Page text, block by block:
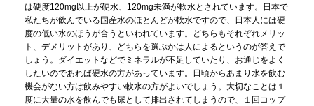
は硬度120mg以上が硬水、120mg未満が軟水とされています。日本で
私たちが飲んでいる国産水のほとんどが軟水ですので、日本人には硬
度の低い水のほうが合うといわれています。どちらもそれぞれメリッ
ト、デメリットがあり、どちらを選ぶかは人によるというのが答えで
しょう。ダイエットなどでミネラルが不足していたり、お通じをよく
したいのであれば硬水の方があっています。日頃からあまり水を飲む
機会がない方は飲みやすい軟水の方がよいでしょう。大切なことは１
度に大量の水を飲んでも尿として排出されてしまうので、１回コップ